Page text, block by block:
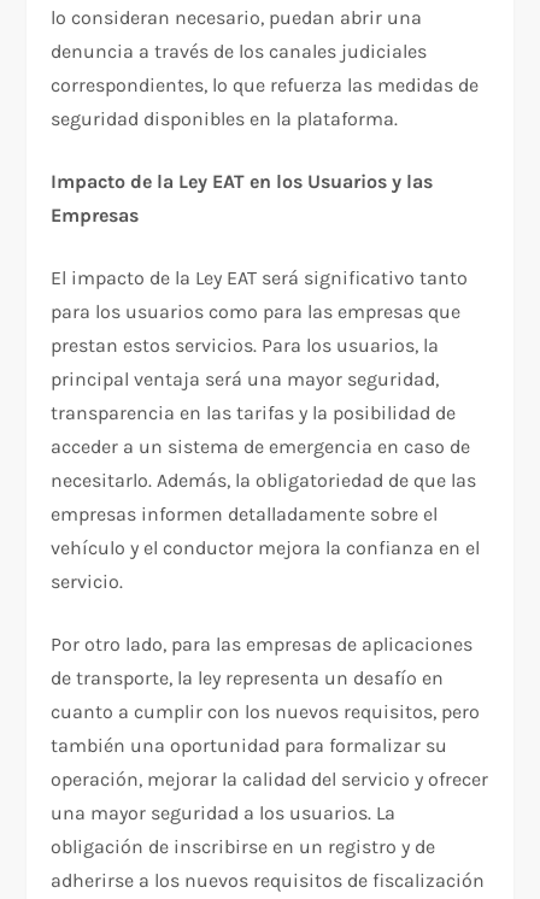
lo consideran necesario, puedan abrir una
denuncia a través de los canales judiciales
correspondientes, lo que refuerza las medidas de
seguridad disponibles en la plataforma.
Impacto de la Ley EAT en los Usuarios y las
Empresas
El impacto de la Ley EAT será significativo tanto
para los usuarios como para las empresas que
prestan estos servicios. Para los usuarios, la
principal ventaja será una mayor seguridad,
transparencia en las tarifas y la posibilidad de
acceder a un sistema de emergencia en caso de
necesitarlo. Además, la obligatoriedad de que las
empresas informen detalladamente sobre el
vehículo y el conductor mejora la confianza en el
servicio.
Por otro lado, para las empresas de aplicaciones
de transporte, la ley representa un desafío en
cuanto a cumplir con los nuevos requisitos, pero
también una oportunidad para formalizar su
operación, mejorar la calidad del servicio y ofrecer
una mayor seguridad a los usuarios. La
obligación de inscribirse en un registro y de
adherirse a los nuevos requisitos de fiscalización